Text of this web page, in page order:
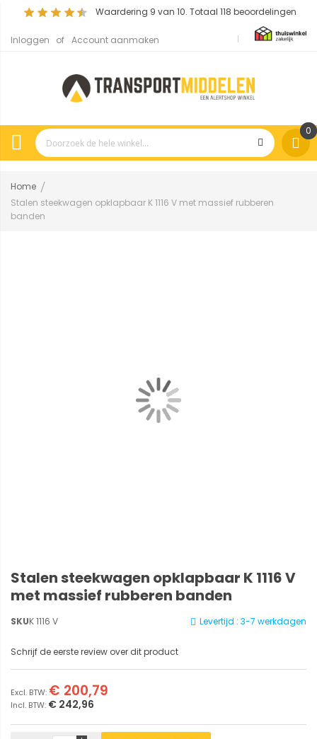
Waardering 9 van 10. Totaal 118 beoordelingen
Inloggen Account aanmaken
0
Home
Stalen steekwagen opklapbaar K 1116 V met massief rubberen
banden
Stalen steekwagen opklapbaar K 1116 V
met massief rubberen banden
Levertijd : 3-7 werkdagen
SKUK 1116 V
Schrijf de eerste review over dit product
€ 242,96
€ 200,79